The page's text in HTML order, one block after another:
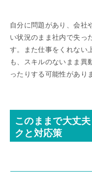
自分に問題があり、会社
い状況のまま社内で失っ
す。また仕事をくれない
も、スキルのないまま異
ったりする可能性があり
このままで大丈
クと対応策